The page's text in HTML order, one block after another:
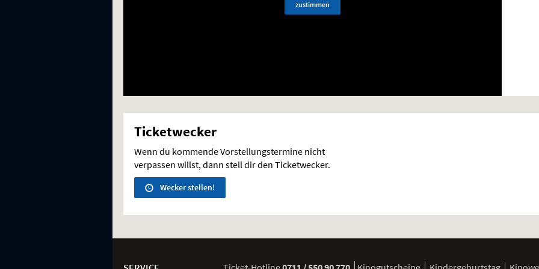
zustimmen
Ticketwecker
Wenn du kommende Vorstellungstermine nicht
verpassen willst, dann stell dir den Ticketwecker.
Wecker stellen!